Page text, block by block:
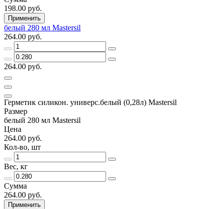
198.00 руб.
Применить
белый 280 мл Mastersil
264.00 руб.
264.00 руб.
Герметик силикон. универс.белый (0,28л) Mastersil
Размер
белый 280 мл Mastersil
Цена
264.00 руб.
Кол-во, шт
Вес, кг
Сумма
264.00 руб.
Применить